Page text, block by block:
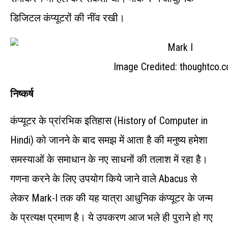
डिजिटल कंप्यूटरों की नींव रखी।
Image Credited:
निष्कर्ष
कंप्यूटर के प्रांरभिक इतिहास (History of Computer in
Hindi) को जानने के बाद समझ में आता है की मनुष्य हमेशा
समस्याओं के समाधान के नए साधनों की तलाश में रहा है।
गणना करने के लिए उपयोग किये जाने वाले Abacus से
लेकर Mark-I तक की यह यात्रा आधुनिक कंप्यूटर के जन्म
के प्रत्यक्ष प्रमाण है। ये उपकरण आज भले ही पुराने हो गए